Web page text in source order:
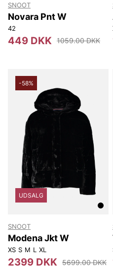
SNOOT
Novara Pnt W
42
449 DKK 1059.00 DKK
-58%
UDSALG
SNOOT
Modena Jkt W
XS S M L XL
2399 DKK 5699.00 DKK